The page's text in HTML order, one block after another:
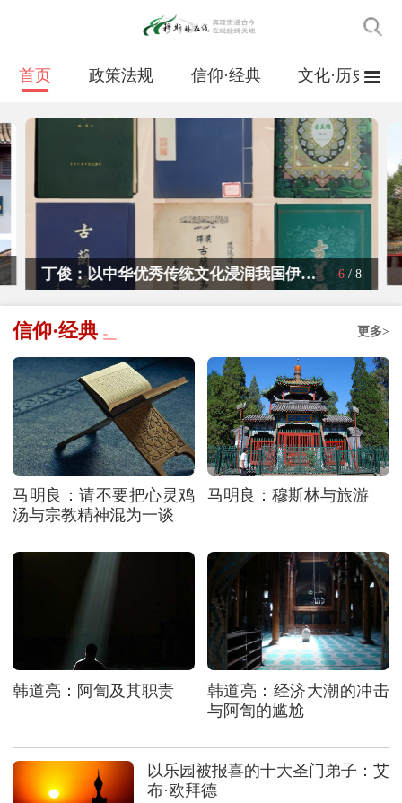
首页 政策法规 信仰·经典 文化·历史
斯 伊儒会通山东实践的鲜明特征与多维价值
7/ 8
更多>
信仰·经典
马明良：请不要把心灵鸡
汤与宗教精神混为一谈
马明良：穆斯林与旅游
韩道亮：阿訇及其职责
韩道亮：经济大潮的冲击
与阿訇的尴尬
以乐园被报喜的十大圣门弟子：艾
布·欧拜德